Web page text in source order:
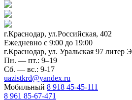
г.Краснодар, ул.Российская, 402
Ежедневно c 9:00 до 19:00
г.Краснодар, ул. Уральская 97 литер Э
Пн. — пт.: 9–19
Сб. — вс.: 9-17
uazistkrd@yandex.ru
Мобильный 8 918 45-45-111
8 961 85-67-471